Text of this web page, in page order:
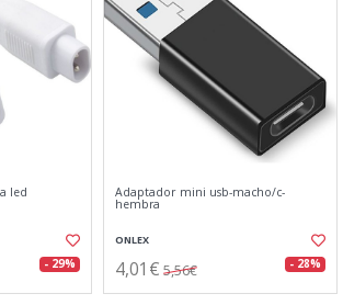
led
- 29%
Adaptador mini usb-macho/c-
hembra
ONLEX
4,01€ 5,56€ - 28%